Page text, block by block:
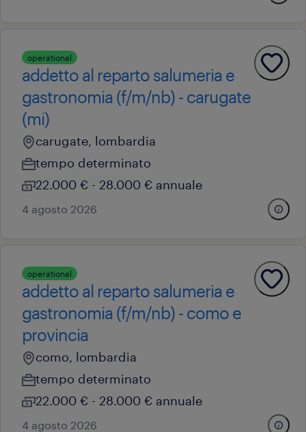
operational
addetto al reparto salumeria e
gastronomia (f/m/nb) - carugate
(mi)
carugate, lombardia
tempo determinato
22.000 € - 28.000 € annuale
4 agosto 2026
operational
addetto al reparto salumeria e
gastronomia (f/m/nb) - como e
provincia
como, lombardia
tempo determinato
22.000 € - 28.000 € annuale
4 agosto 2026